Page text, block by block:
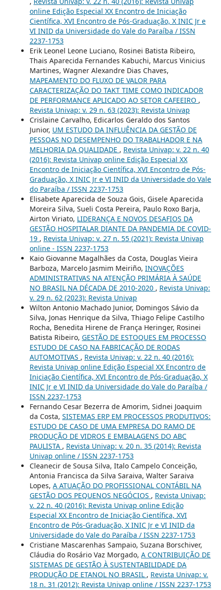
online Edição Especial XX Encontro de Iniciação
Científica, XVI Encontro de Pós-Graduação, X INIC Jr e
VI INID da Universidade do Vale do Paraíba / ISSN
2237-1753
Erik Leonel Leone Luciano, Rosinei Batista Ribeiro,
Thais Aparecida Fernandes Kabuchi, Marcus Vinicius
Martines, Wagner Alexandre Dias Chaves,
MAPEAMENTO DO FLUXO DE VALOR PARA
CARACTERIZAÇÃO DO TAKT TIME COMO INDICADOR
DE PERFORMANCE APLICADO AO SETOR CAFEEIRO ,
Revista Univap: v. 29 n. 63 (2023): Revista Univap
Crislaine Carvalho, Edicarlos Geraldo dos Santos
Junior, UM ESTUDO DA INFLUÊNCIA DA GESTÃO DE
PESSOAS NO DESEMPENHO DO TRABALHADOR E NA
MELHORIA DA QUALIDADE , Revista Univap: v. 22 n. 40
(2016): Revista Univap online Edição Especial XX
Encontro de Iniciação Científica, XVI Encontro de Pós-
Graduação, X INIC Jr e VI INID da Universidade do Vale
do Paraíba / ISSN 2237-1753
Elisabete Aparecida de Souza Gois, Gisele Aparecida
Moreira Silva, Sueli Costa Pereira, Paulo Roxo Barja,
Airton Viriato, LIDERANÇA E NOVOS DESAFIOS DA
GESTÃO HOSPITALAR DIANTE DA PANDEMIA DE COVID-
19 , Revista Univap: v. 27 n. 55 (2021): Revista Univap
online - ISSN 2237-1753
Kaio Giovanne Magalhães da Costa, Douglas Vieira
Barboza, Marcelo Jasmim Meiriño, INOVAÇÕES
ADMINISTRATIVAS NA ATENÇÃO PRIMÁRIA À SAÚDE
NO BRASIL NA DÉCADA DE 2010-2020 , Revista Univap:
v. 29 n. 62 (2023): Revista Univap
Wilton Antonio Machado Junior, Domingos Sávio da
Silva, Jonas Henrique da Silva, Thiago Felipe Castilho
Rocha, Benedita Hirene de França Heringer, Rosinei
Batista Ribeiro, GESTÃO DE ESTOQUES EM PROCESSO
ESTUDO DE CASO NA FABRICAÇÃO DE RODAS
AUTOMOTIVAS , Revista Univap: v. 22 n. 40 (2016):
Revista Univap online Edição Especial XX Encontro de
Iniciação Científica, XVI Encontro de Pós-Graduação, X
INIC Jr e VI INID da Universidade do Vale do Paraíba /
ISSN 2237-1753
Fernando Cesar Bezerra de Amorim, Sidnei Joaquim
da Costa, SISTEMAS ERP EM PROCESSOS PRODUTIVOS:
ESTUDO DE CASO DE UMA EMPRESA DO RAMO DE
PRODUÇÃO DE VIDROS E EMBALAGENS DO ABC
PAULISTA , Revista Univap: v. 20 n. 35 (2014): Revista
Univap online / ISSN 2237-1753
Cleanecir de Sousa Silva, Italo Campelo Conceição,
Antonia Francisca da Silva Saraiva, Walter Saraiva
Lopes, A ATUAÇÃO DO PROFISSIONAL CONTÁBIL NA
GESTÃO DOS PEQUENOS NEGÓCIOS , Revista Univap:
v. 22 n. 40 (2016): Revista Univap online Edição
Especial XX Encontro de Iniciação Científica, XVI
Encontro de Pós-Graduação, X INIC Jr e VI INID da
Universidade do Vale do Paraíba / ISSN 2237-1753
Cristiane Mascarenhas Sampaio, Suzana Borschiver,
Cláudia do Rosário Vaz Morgado, A CONTRIBUIÇÃO DE
SISTEMAS DE GESTÃO À SUSTENTABILIDADE DA
PRODUÇÃO DE ETANOL NO BRASIL , Revista Univap: v.
18 n. 31 (2012): Revista Univap online / ISSN 2237-1753